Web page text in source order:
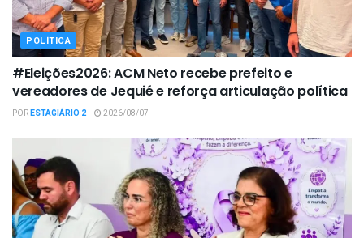
POLÍTICA
#Eleições2026: ACM Neto recebe prefeito e
vereadores de Jequié e reforça articulação política
PORESTAGIÁRIO 2 2026/08/07